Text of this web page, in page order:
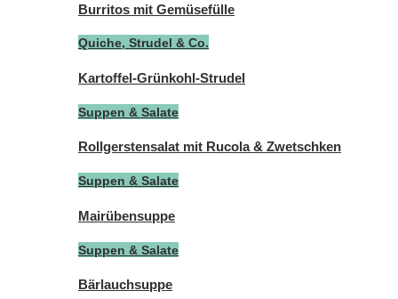
Burritos mit Gemüsefülle
Quiche, Strudel & Co.
Kartoffel-Grünkohl-Strudel
Suppen & Salate
Rollgerstensalat mit Rucola & Zwetschken
Suppen & Salate
Mairübensuppe
Suppen & Salate
Bärlauchsuppe